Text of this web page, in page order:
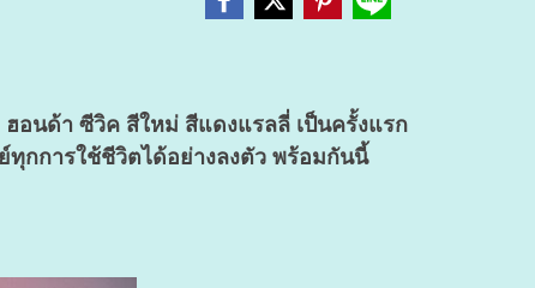
อนด้า ซีวิค สีใหม่ สีแดงแรลลี่ เป็นครั้งแรก
กการใช้ชีวิตได้อย่างลงตัว พร้อมกันนี้